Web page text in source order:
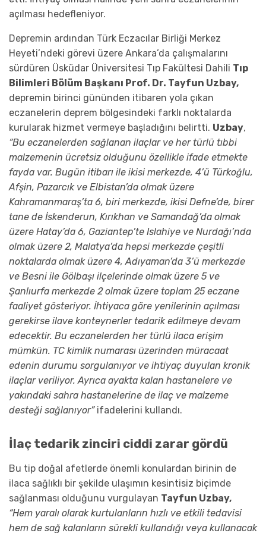
açılması hedefleniyor.
Depremin ardından Türk Eczacılar Birliği Merkez
Heyeti’ndeki görevi üzere Ankara’da çalışmalarını
sürdüren Üsküdar Üniversitesi Tıp Fakültesi Dahili Tıp
Bilimleri Bölüm Başkanı Prof. Dr. Tayfun Uzbay,
depremin birinci gününden itibaren yola çıkan
eczanelerin deprem bölgesindeki farklı noktalarda
kurularak hizmet vermeye başladığını belirtti. Uzbay,
“Bu eczanelerden sağlanan ilaçlar ve her türlü tıbbi
malzemenin ücretsiz olduğunu özellikle ifade etmekte
fayda var. Bugün itibarı ile ikisi merkezde, 4’ü Türkoğlu,
Afşin, Pazarcık ve Elbistan’da olmak üzere
Kahramanmaraş’ta 6, biri merkezde, ikisi Defne’de, birer
tane de İskenderun, Kırıkhan ve Samandağ’da olmak
üzere Hatay’da 6, Gaziantep’te Islahiye ve Nurdağı’nda
olmak üzere 2, Malatya’da hepsi merkezde çeşitli
noktalarda olmak üzere 4, Adıyaman’da 3’ü merkezde
ve Besni ile Gölbaşı ilçelerinde olmak üzere 5 ve
Şanlıurfa merkezde 2 olmak üzere toplam 25 eczane
faaliyet gösteriyor. İhtiyaca göre yenilerinin açılması
gerekirse ilave konteynerler tedarik edilmeye devam
edecektir. Bu eczanelerden her türlü ilaca erişim
mümkün. TC kimlik numarası üzerinden müracaat
edenin durumu sorgulanıyor ve ihtiyaç duyulan kronik
ilaçlar veriliyor. Ayrıca ayakta kalan hastanelere ve
yakındaki sahra hastanelerine de ilaç ve malzeme
desteği sağlanıyor”ifadelerini kullandı.
İlaç tedarik zinciri ciddi zarar gördü
Bu tip doğal afetlerde önemli konulardan birinin de
ilaca sağlıklı bir şekilde ulaşımın kesintisiz biçimde
sağlanması olduğunu vurgulayan Tayfun Uzbay,
“Hem yaralı olarak kurtulanların hızlı ve etkili tedavisi
hem de sağ kalanların sürekli kullandığı veya kullanacak